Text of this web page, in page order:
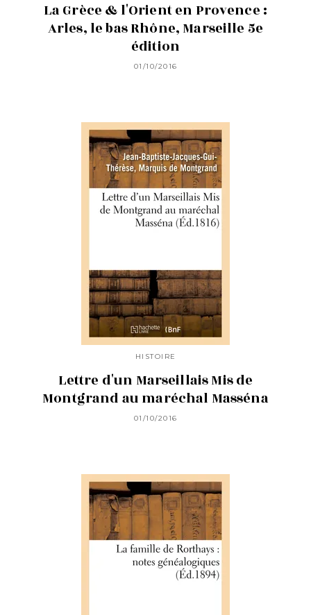
La Grèce & l'Orient en Provence :
Arles, le bas Rhône, Marseille 5e
édition
01/10/2016
HISTOIRE
Lettre d'un Marseillais Mis de
Montgrand au maréchal Masséna
01/10/2016